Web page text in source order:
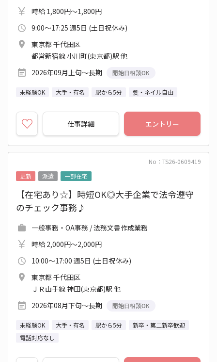
時給 1,800円～1,800円
9:00～17:25 週5日 (土日祝休み)
東京都 千代田区
都営新宿線 小川町(東京都)駅 他
2026年09月上旬～長期
開始日相談OK
未経験OK 大手・有名 駅から5分 髪・ネイル自由
仕事詳細 エントリー
No：TS26-0609419
更新
派遣 一部在宅
【在宅あり☆】時短OK◎大手企業で法令遵守
のチェック事務♪
一般事務・OA事務 / 法務文書作成業務
時給 2,000円～2,000円
10:00～17:00 週5日 (土日祝休み)
東京都 千代田区
ＪＲ山手線 神田(東京都)駅 他
2026年08月下旬～長期
開始日相談OK
未経験OK 大手・有名 駅から5分
新卒・第二新卒歓迎
電話対応なし